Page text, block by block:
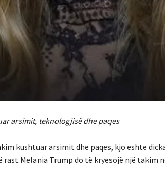
arsimit, teknologjisë dhe paqes
kushtuar arsimit dhe paqes, kjo eshte
Melania Trump do të kryesojë një takim